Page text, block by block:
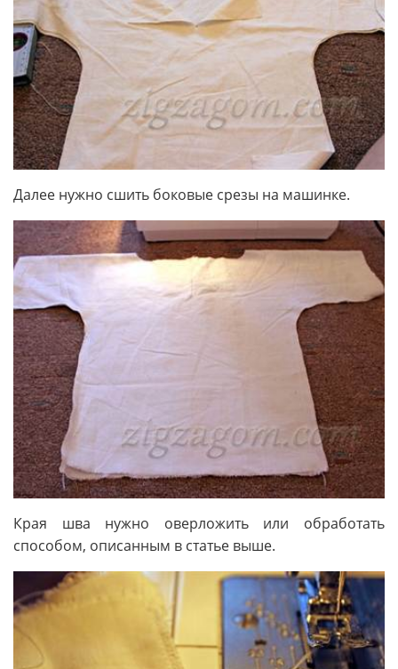
Далее нужно сшить боковые срезы на машинке.
Края шва нужно оверложить или обработать
способом, описанным в статье выше.